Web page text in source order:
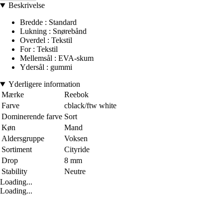
Beskrivelse
Bredde : Standard
Lukning : Snørebånd
Overdel : Tekstil
For : Tekstil
Mellemsål : EVA-skum
Ydersål : gummi
Yderligere information
Mærke
Reebok
Farve
cblack/ftw white
Dominerende farve Sort
Køn
Mand
Aldersgruppe
Voksen
Sortiment
Cityride
Drop
8 mm
Stability
Neutre
Loading...
Loading...